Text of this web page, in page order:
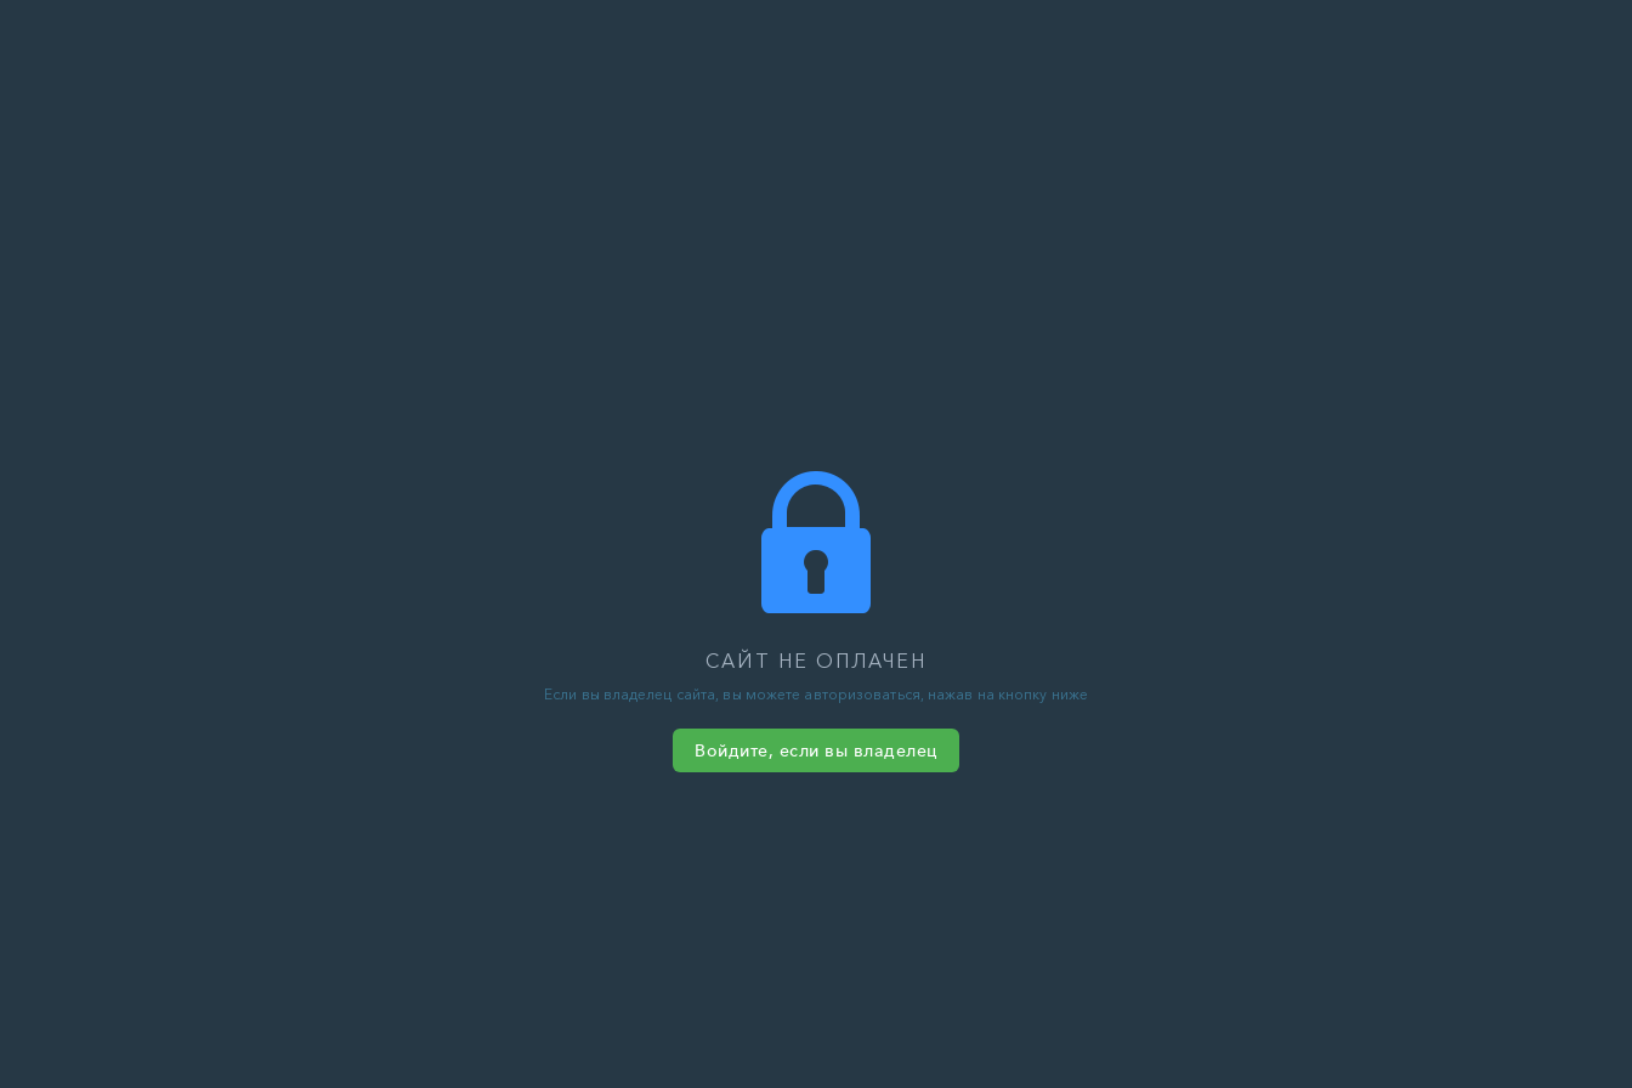
САЙТ НЕ ОПЛАЧЕН
Если вы владелец сайта, вы можете авторизоваться, нажав на кнопку ниже
Войдите, если вы владелец